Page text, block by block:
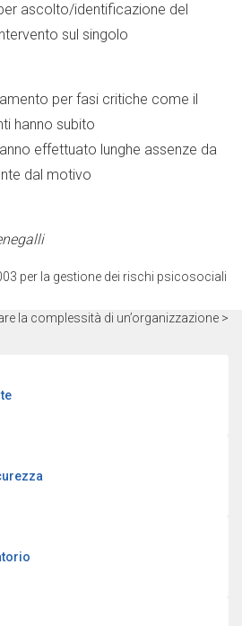
ascolto/identificazione del
sul singolo
per fasi critiche come il
hanno subito
effettuato lunghe assenze da
dal motivo
per la gestione dei rischi psicosociali
la complessità di un’organizzazione >